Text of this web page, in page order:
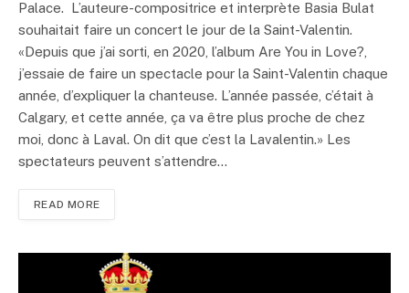
Palace. L’auteure-compositrice et interprète Basia Bulat
souhaitait faire un concert le jour de la Saint-Valentin.
«Depuis que j’ai sorti, en 2020, l’album Are You in Love?,
j’essaie de faire un spectacle pour la Saint-Valentin chaque
année, d’expliquer la chanteuse. L’année passée, c’était à
Calgary, et cette année, ça va être plus proche de chez
moi, donc à Laval. On dit que c’est la Lavalentin.» Les
spectateurs peuvent s’attendre…
READ MORE